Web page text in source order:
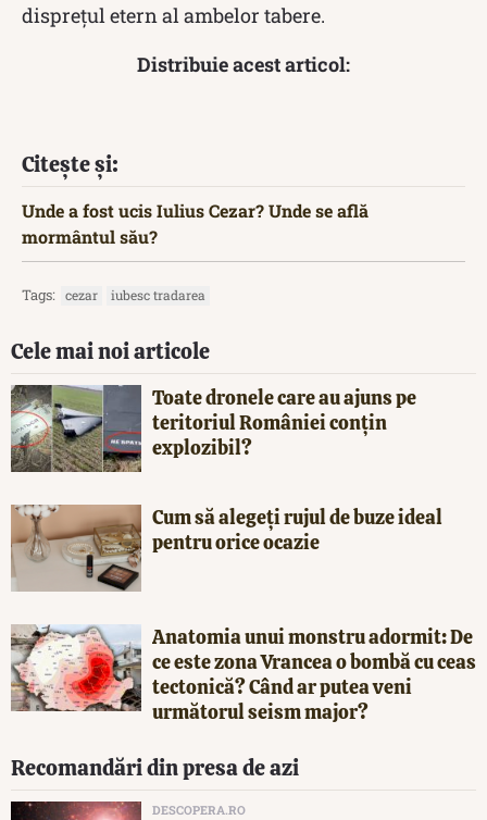
disprețul etern al ambelor tabere.
Distribuie acest articol:
Citește și:
Unde a fost ucis Iulius Cezar? Unde se află
mormântul său?
Tags: cezar iubesc tradarea
Cele mai noi articole
Toate dronele care au ajuns pe
teritoriul României conțin
explozibil?
Cum să alegeți rujul de buze ideal
pentru orice ocazie
Anatomia unui monstru adormit: De
ce este zona Vrancea o bombă cu ceas
tectonică? Când ar putea veni
următorul seism major?
Recomandări din presa de azi
DESCOPERA.RO